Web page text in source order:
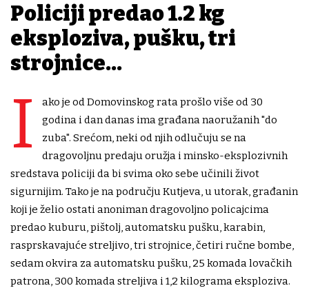
Policiji predao 1.2 kg
eksploziva, pušku, tri
strojnice...
I
ako je od Domovinskog rata prošlo više od 30
godina i dan danas ima građana naoružanih "do
zuba". Srećom, neki od njih odlučuju se na
dragovoljnu predaju oružja i minsko-eksplozivnih
sredstava policiji da bi svima oko sebe učinili život
sigurnijim. Tako je na području Kutjeva, u utorak, građanin
koji je želio ostati anoniman dragovoljno policajcima
predao kuburu, pištolj, automatsku pušku, karabin,
rasprskavajuće streljivo, tri strojnice, četiri ručne bombe,
sedam okvira za automatsku pušku, 25 komada lovačkih
patrona, 300 komada streljiva i 1,2 kilograma eksploziva.